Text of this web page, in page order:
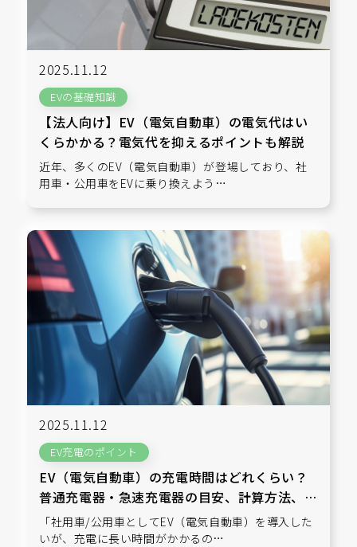
2025.11.12
EVの基礎知識
【法人向け】EV（電気自動車）の電気代はい
くらかかる？電気代を抑えるポイントも解説
近年、多くのEV（電気自動車）が登場しており、社
用車・公用車をEVに乗り換えよう…
2025.11.12
EV充電のポイント
EV（電気自動車）の充電時間はどれくらい？
普通充電器・急速充電器の目安、計算方法、充
電時のポイントもご紹介
「社用車/公用車としてEV（電気自動車）を導入した
いが、充電に長い時間がかかるの…